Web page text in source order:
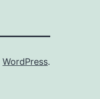
WordPress.